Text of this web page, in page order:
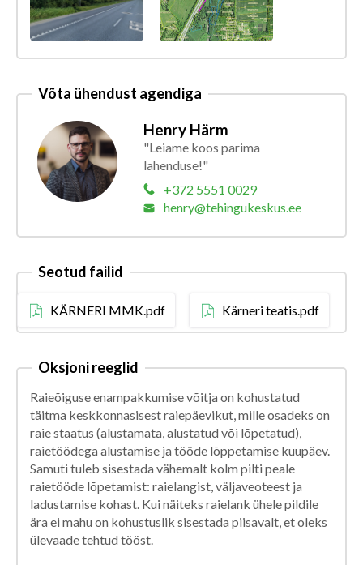
Võta ühendust agendiga
Henry Härm
"Leiame koos parima
lahenduse!"
+372 5551 0029
henry@tehingukeskus.ee
Seotud failid
KÄRNERI MMK.pdf Kärneri teatis.pdf
Oksjoni reeglid
Raieõiguse enampakkumise võitja on kohustatud
täitma keskkonnasisest raiepäevikut, mille osadeks on
raie staatus (alustamata, alustatud või lõpetatud),
raietöödega alustamise ja tööde lõppetamise kuupäev.
Samuti tuleb sisestada vähemalt kolm pilti peale
raietööde lõpetamist: raielangist, väljaveoteest ja
ladustamise kohast. Kui näiteks raielank ühele pildile
ära ei mahu on kohustuslik sisestada piisavalt, et oleks
ülevaade tehtud tööst.